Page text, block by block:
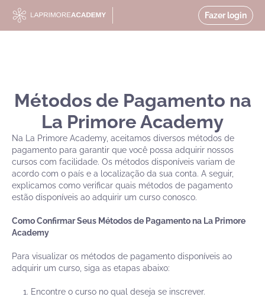
Fazer login
Métodos de Pagamento na
La Primore Academy
Na La Primore Academy, aceitamos diversos métodos de
pagamento para garantir que você possa adquirir nossos
cursos com facilidade. Os métodos disponíveis variam de
acordo com o país e a localização da sua conta. A seguir,
explicamos como verificar quais métodos de pagamento
estão disponíveis ao adquirir um curso conosco.
Como Confirmar Seus Métodos de Pagamento na La Primore
Academy
Para visualizar os métodos de pagamento disponíveis ao
adquirir um curso, siga as etapas abaixo:
Encontre o curso no qual deseja se inscrever.